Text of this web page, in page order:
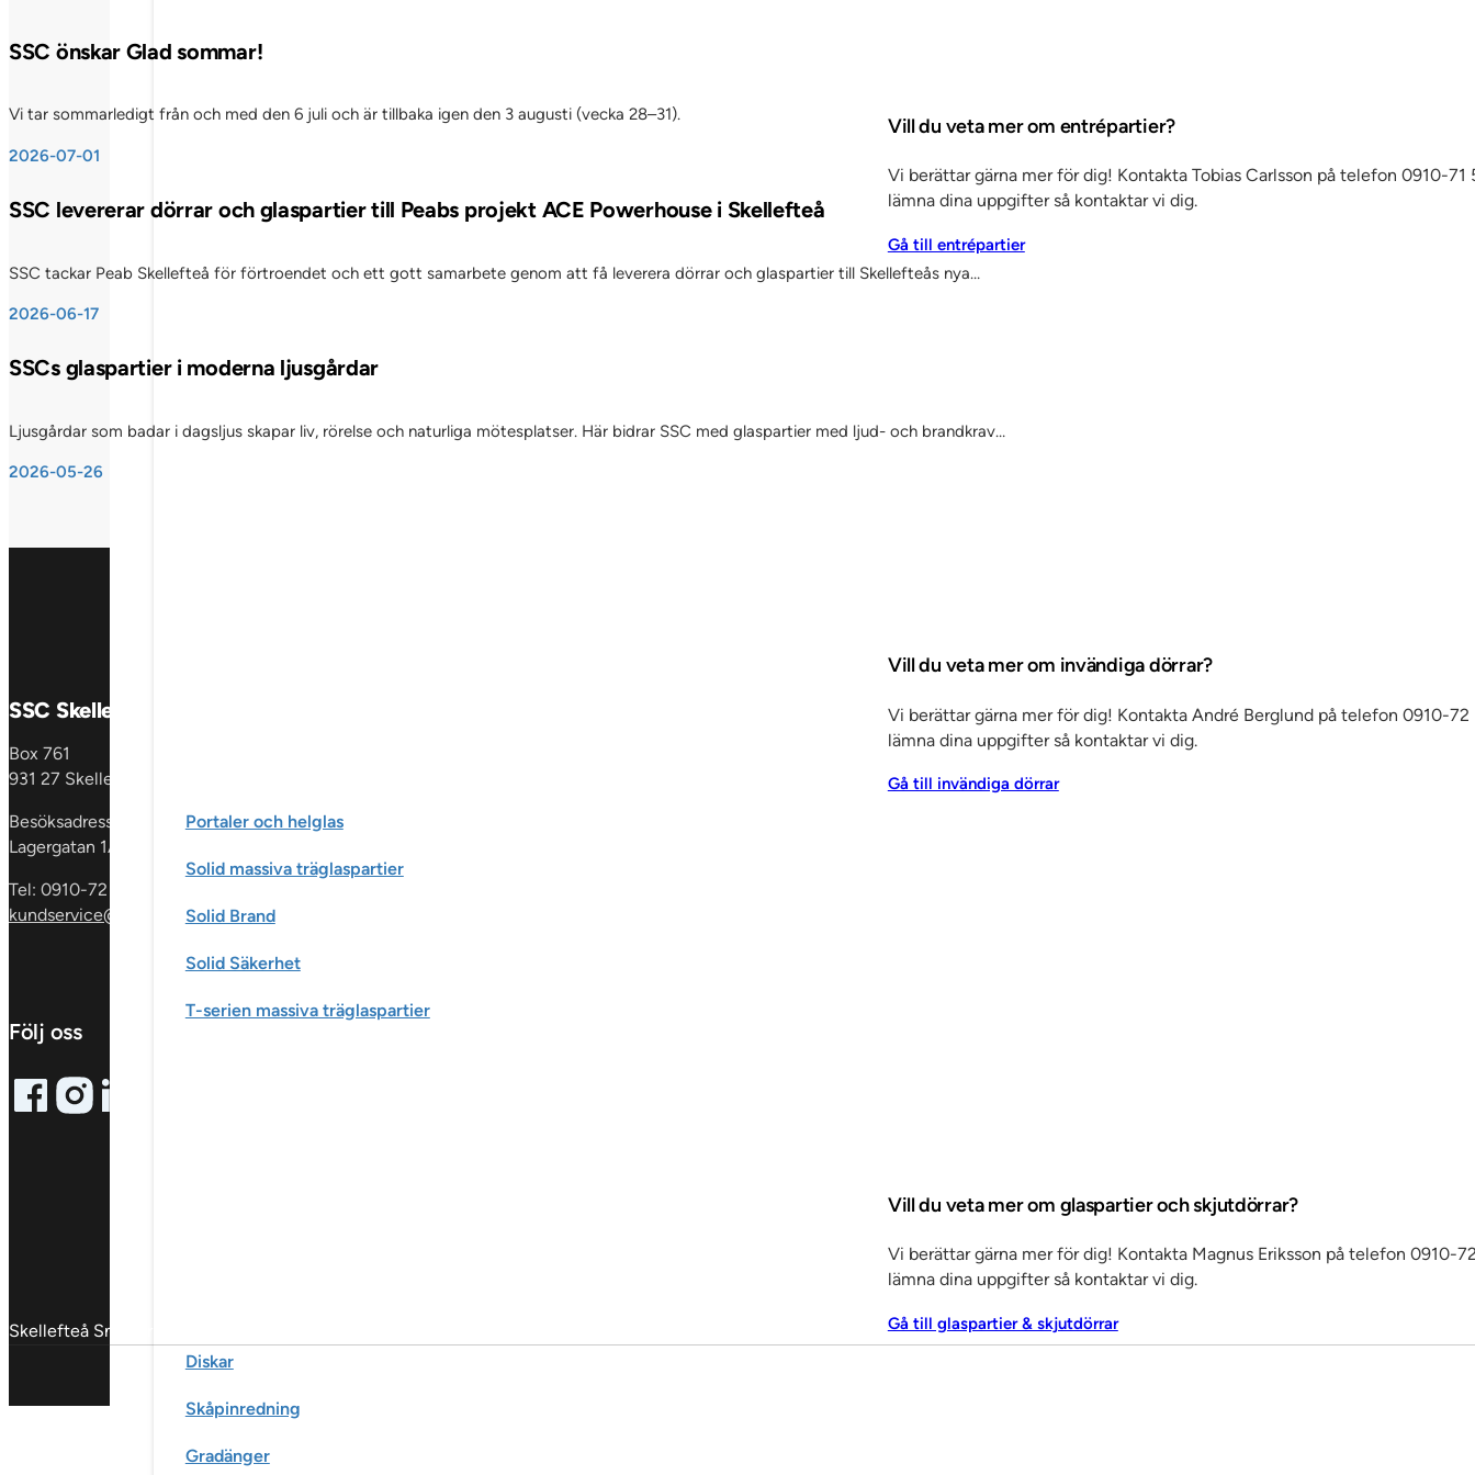
Vill du veta mer om entrépartier?
Vi berättar gärna mer för dig! Kontakta Tobias Carlsson på telefon 0910-71
lämna dina uppgifter så kontaktar vi dig.
Gå till entrépartier
Vill du veta mer om invändiga dörrar?
Vi berättar gärna mer för dig! Kontakta André Berglund på telefon 0910-72
lämna dina uppgifter så kontaktar vi dig.
Gå till invändiga dörrar
Portaler och helglas
Solid massiva träglaspartier
Solid Brand
Solid Säkerhet
T-serien massiva träglaspartier
Vill du veta mer om glaspartier och skjutdörrar?
Vi berättar gärna mer för dig! Kontakta Magnus Eriksson på telefon 0910-
lämna dina uppgifter så kontaktar vi dig.
Gå till glaspartier & skjutdörrar
Diskar
Skåpinredning
Gradänger
SSC önskar Glad sommar!
Vi tar sommarledigt från och med den 6 juli och är tillbaka igen den 3 augusti (vecka 28–31).
2026-07-01
SSC levererar dörrar och glaspartier till Peabs projekt ACE Powerhouse i Skellefteå
SSC tackar Peab Skellefteå för förtroendet och ett gott samarbete genom att få leverera dörrar och glaspartier till Skellefteås nya…
2026-06-17
SSCs glaspartier i moderna ljusgårdar
Ljusgårdar som badar i dagsljus skapar liv, rörelse och naturliga mötesplatser. Här bidrar SSC med glaspartier med ljud- och brandkrav…
2026-05-26
SSC Skellefteå AB
Box 761
931 27 Skellefteå
Besöksadress:
Lagergatan 1A
Tel: 0910-72 59 00
kundservice@sscgroup.se
Det här är SSC
Följ oss
Follow me on Facebook
Follow me on X
Follow me on LinkedIn
Skellefteå Snickericentral © 2025